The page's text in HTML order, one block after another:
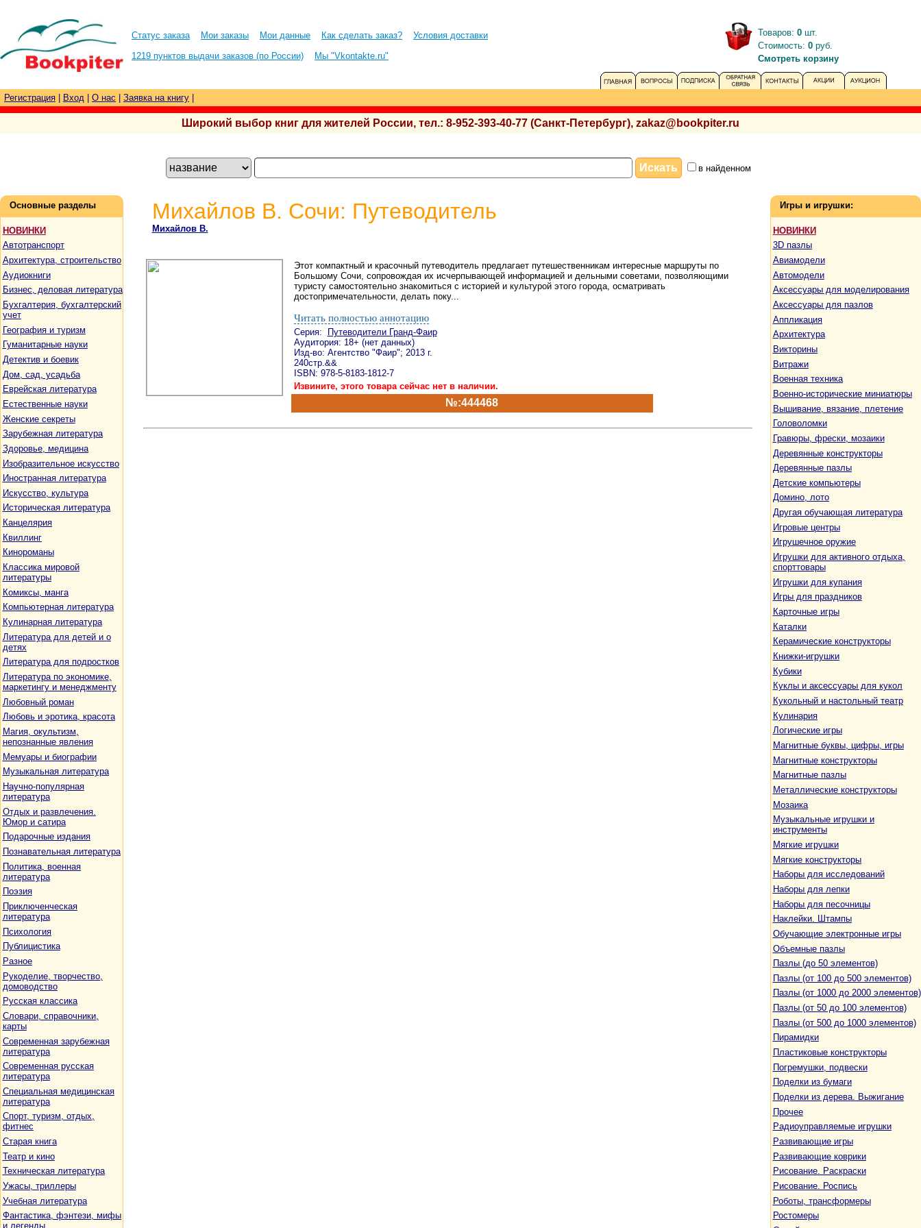
Статус заказа Мои заказы Мои данные Как сделать заказ?
Условия доставки
1219 пунктов выдачи заказов (по России)
Мы "Vkontakte.ru"
Товаров: 0 шт.
Стоимость: 0 руб.
Смотреть корзину
Регистрация Вход О нас Заявка на книгу
Широкий выбор книг для жителей России, тел.: 8-952-393-40-77 (Санкт-Петербург), zakaz@bookpiter.ru
в найденном
Основные разделы
НОВИНКИ
Автотранспорт
Архитектура, строительство
Аудиокниги
Бизнес, деловая литература
Бухгалтерия, бухгалтерский
учет
География и туризм
Гуманитарные науки
Детектив и боевик
Дом, сад, усадьба
Еврейская литература
Естественные науки
Женские секреты
Зарубежная литература
Здоровье, медицина
Изобразительное искусство
Иностранная литература
Искусство, культура
Историческая литература
Канцелярия
Квиллинг
Кинороманы
Классика мировой
литературы
Комиксы, манга
Компьютерная литература
Кулинарная литература
Литература для детей и о
детях
Литература для подростков
Литература по экономике,
маркетингу и менеджменту
Любовный роман
Любовь и эротика, красота
Магия, окультизм,
непознанные явления
Мемуары и биографии
Музыкальная литература
Научно-популярная
литература
Отдых и развлечения.
Юмор и сатира
Подарочные издания
Познавательная литература
Политика, военная
литература
Поэзия
Приключенческая
литература
Психология
Публицистика
Разное
Рукоделие, творчество,
домоводство
Русская классика
Словари, справочники,
карты
Современная зарубежная
литература
Современная русская
литература
Специальная медицинская
литература
Спорт, туризм, отдых,
фитнес
Старая книга
Театр и кино
Техническая литература
Ужасы, триллеры
Учебная литература
Фантастика, фэнтези, мифы
и легенды
Михайлов В. Сочи: Путеводитель
Михайлов В.
Этот компактный и красочный путеводитель предлагает путешественникам интересные маршруты по
Большому Сочи, сопровождая их исчерпывающей информацией и дельными советами, позволяющими
туристу самостоятельно знакомиться с историей и культурой этого города, осматривать
достопримечательности, делать поку...
Читать полностью аннотацию
Серия:
Путеводители Гранд-Фаир
Аудитория: 18+ (нет данных)
Изд-во: Агентство "Фаир"; 2013 г.
240стр.&&
ISBN: 978-5-8183-1812-7
Извините, этого товара сейчас нет в наличии.
№:444468
Игры и игрушки:
НОВИНКИ
3D пазлы
Авиамодели
Автомодели
Аксессуары для моделирования
Аксессуары для пазлов
Аппликация
Архитектура
Викторины
Витражи
Военная техника
Военно-исторические миниатюры
Вышивание, вязание, плетение
Головоломки
Гравюры, фрески, мозаики
Деревянные конструкторы
Деревянные пазлы
Детские компьютеры
Домино, лото
Другая обучающая литература
Игровые центры
Игрушечное оружие
Игрушки для активного отдыха,
спорттовары
Игрушки для купания
Игры для праздников
Карточные игры
Каталки
Керамические конструкторы
Книжки-игрушки
Кубики
Куклы и аксессуары для кукол
Кукольный и настольный театр
Кулинария
Логические игры
Магнитные буквы, цифры, игры
Магнитные конструкторы
Магнитные пазлы
Металлические конструкторы
Мозаика
Музыкальные игрушки и
инструменты
Мягкие игрушки
Мягкие конструкторы
Наборы для исследований
Наборы для лепки
Наборы для песочницы
Наклейки. Штампы
Обучающие электронные игры
Объемные пазлы
Пазлы (до 50 элементов)
Пазлы (от 100 до 500 элементов)
Пазлы (от 1000 до 2000 элементов)
Пазлы (от 50 до 100 элементов)
Пазлы (от 500 до 1000 элементов)
Пирамидки
Пластиковые конструкторы
Погремушки, подвески
Поделки из бумаги
Поделки из дерева. Выжигание
Прочее
Радиоуправляемые игрушки
Развивающие игры
Развивающие коврики
Рисование. Раскраски
Рисование. Роспись
Роботы, трансформеры
Ростомеры